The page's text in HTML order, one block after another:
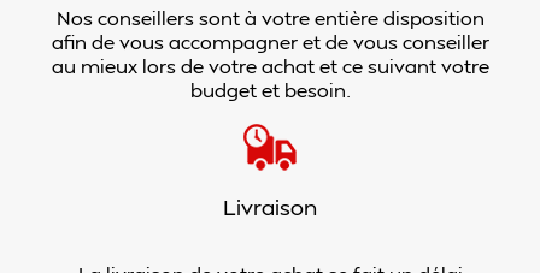
Nos conseillers sont à votre entière disposition
afin de vous accompagner et de vous conseiller
au mieux lors de votre achat et ce suivant votre
budget et besoin.
Livraison